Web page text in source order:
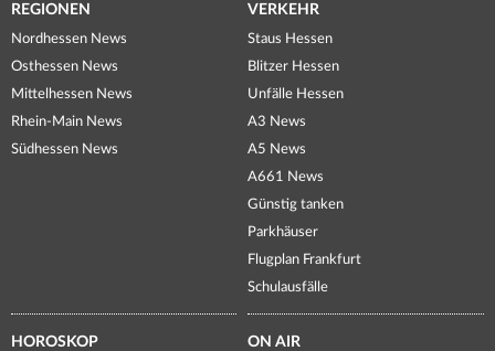
REGIONEN
Nordhessen News
Osthessen News
Mittelhessen News
Rhein-Main News
Südhessen News
VERKEHR
Staus Hessen
Blitzer Hessen
Unfälle Hessen
A3 News
A5 News
A661 News
Günstig tanken
Parkhäuser
Flugplan Frankfurt
Schulausfälle
HOROSKOP ON AIR